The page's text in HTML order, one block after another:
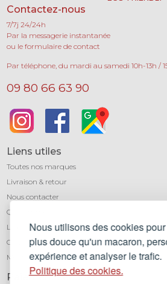
Nous utilisons des cookies
plus douce qu'un macaron,
expérience et analyser le trafic.
Politique des cookies.
Contactez-nous
7/7j 24/24h
Par la messagerie instantanée
ou le formulaire de contact
Par téléphone, du mardi au samedi 10h-13h /
09 80 66 63 90
Liens utiles
Toutes nos marques
Livraison & retour
Nous contacter
Qui sommes-nous ?
Léa mundis, le blog
CGV
Mentions légales
Paiement sécurisé